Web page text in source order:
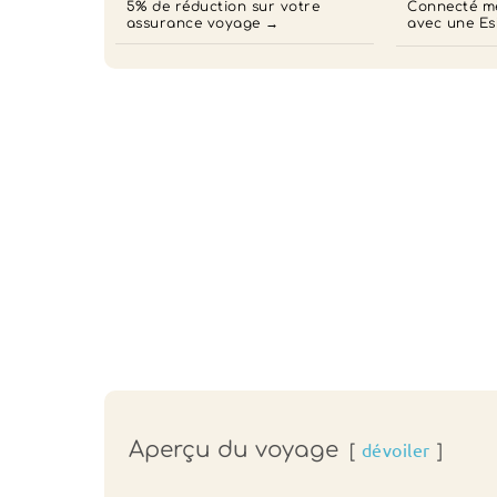
5% de réduction sur votre
assurance voyage
Connecté
avec une
Aperçu du voyage dévoiler